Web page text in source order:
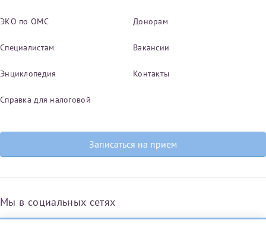
ЭКО по ОМС Донорам
Специалистам Вакансии
Энциклопедия Контакты
Справка для налоговой
Записаться на прием
Мы в социальных сетях